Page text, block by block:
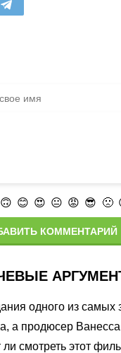
🙃 😊 😍 😐 😡 😎 🙁
КОММЕНТАРИЙ
одного из
продюсер
смотреть этот